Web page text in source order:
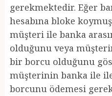
gerekmektedir. Eğer
hesabına bloke
müşteri ile banka
olduğunu veya
bir borcu olduğunu
müşterinin banka ile
borcunu ödemesi